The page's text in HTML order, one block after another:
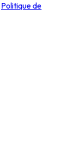
Politique de